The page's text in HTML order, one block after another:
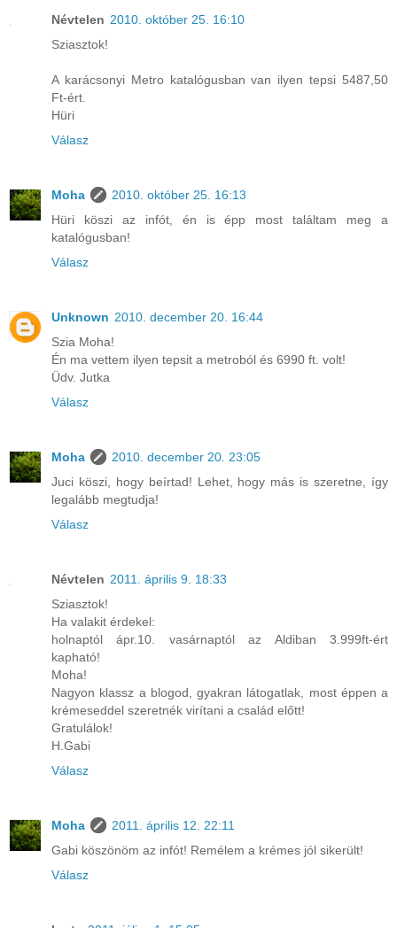
Névtelen 2010. október 25. 16:10
Sziasztok!
A karácsonyi Metro katalógusban van ilyen tepsi 5487,50
Ft-ért.
Hüri
Válasz
Moha
2010. október 25. 16:13
Hüri köszi az infót, én is épp most találtam meg a
katalógusban!
Válasz
Unknown 2010. december 20. 16:44
Szia Moha!
Én ma vettem ilyen tepsit a metroból és 6990 ft. volt!
Üdv. Jutka
Válasz
Moha
2010. december 20. 23:05
Juci köszi, hogy beírtad! Lehet, hogy más is szeretne, így
legalább megtudja!
Válasz
Névtelen 2011. április 9. 18:33
Sziasztok!
Ha valakit érdekel:
holnaptól ápr.10. vasárnaptól az Aldiban 3.999ft-ért
kapható!
Moha!
Nagyon klassz a blogod, gyakran látogatlak, most éppen a
krémeseddel szeretnék virítani a család előtt!
Gratulálok!
H.Gabi
Válasz
Moha
2011. április 12. 22:11
Gabi köszönöm az infót! Remélem a krémes jól sikerült!
Válasz